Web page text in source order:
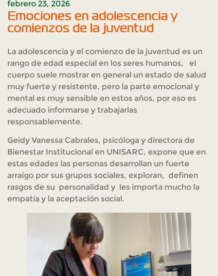
febrero 23, 2026
Emociones en adolescencia y
comienzos de la juventud
La adolescencia y el comienzo de la juventud es un
rango de edad especial en los seres humanos, el
cuerpo suele mostrar en general un estado de salud
muy fuerte y resistente, pero la parte emocional y
mental es muy sensible en estos años, por eso es
adecuado informarse y trabajarlas
responsablemente.
Geidy Vanessa Cabrales, psicóloga y directora de
Bienestar Institucional en UNISARC, expone que en
estas edades las personas desarrollan un fuerte
arraigo por sus grupos sociales, exploran, definen
rasgos de su personalidad y les importa mucho la
empatía y la aceptación social.